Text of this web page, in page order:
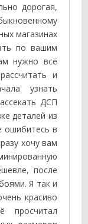
дорогая,
магазинах
по вашим
нужно всё
и
узнать
ДСП
деталей из
ошибитесь в
хочу вам
после
Я так и
красиво
просчитал